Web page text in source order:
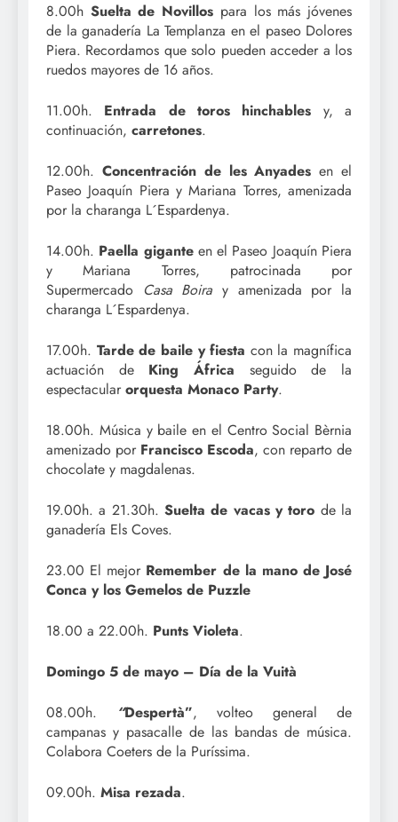
8.00h Suelta de Novillos para los más jóvenes
de la ganadería La Templanza en el paseo Dolores
Piera. Recordamos que solo pueden acceder a los
ruedos mayores de 16 años.
11.00h. Entrada de toros hinchables y, a
continuación, carretones.
12.00h. Concentración de les Anyades en el
Paseo Joaquín Piera y Mariana Torres, amenizada
por la charanga L´Espardenya.
14.00h. Paella giganteen el Paseo Joaquín Piera
y Mariana Torres, patrocinada por
Supermercado Casa Boira y amenizada por la
charanga L´Espardenya.
17.00h. Tarde de baile y fiesta con la magnífica
actuación de King África seguido de la
espectacular orquesta Monaco Party.
18.00h. Música y baile en el Centro Social Bèrnia
amenizado por Francisco Escoda, con reparto de
chocolate y magdalenas.
19.00h. a 21.30h. Suelta de vacas y toro de la
ganadería Els Coves.
23.00 El mejor Remember de la mano de José
Conca y los Gemelos de Puzzle
18.00 a 22.00h. Punts Violeta.
Domingo 5 de mayo – Día de la Vuità
08.00h.
“Despertà”, volteo general de
campanas y pasacalle de las bandas de música.
Colabora Coeters de la Puríssima.
09.00h. Misa rezada.